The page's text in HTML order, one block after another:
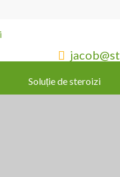

Soluție de steroizi